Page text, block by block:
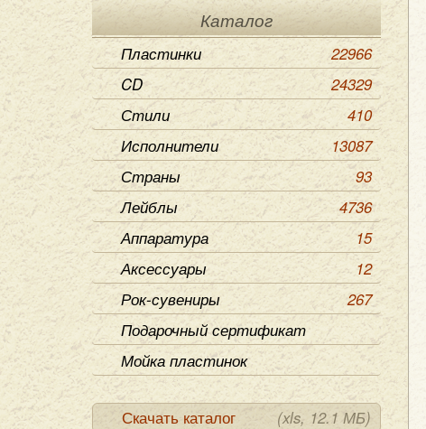
Каталог
Пластинки
22966
CD
24329
Стили
410
Исполнители
13087
Страны
93
Лейблы
4736
Аппаратура
15
Аксессуары
12
Рок-сувениры
267
Подарочный сертификат
Мойка пластинок
Скачать каталог (xls, 12.1 МБ)